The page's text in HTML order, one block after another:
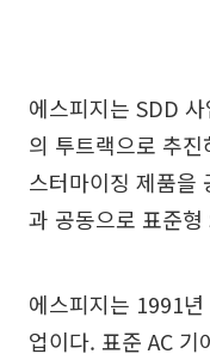
에스피지는 SDD
의 투트랙으로 추
스터마이징 제품을
과 공동으로 표준
에스피지는 1991
업이다. 표준 AC 기